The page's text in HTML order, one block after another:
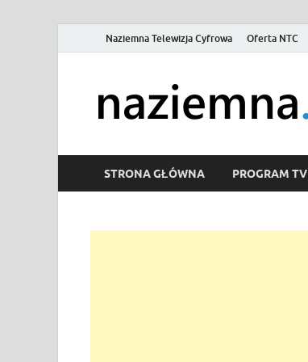
Naziemna Telewizja Cyfrowa Oferta NTC
STRONA GŁÓWNA PROGRAM TV